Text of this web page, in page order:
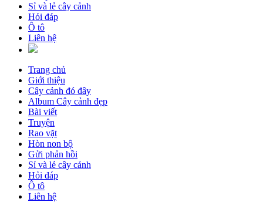
Sỉ và lẻ cây cảnh
Hỏi đáp
Ô tô
Liên hệ
Trang chủ
Giới thiệu
Cây cảnh đó đây
Album Cây cảnh đẹp
Bài viết
Truyện
Rao vặt
Hòn non bộ
Gửi phản hồi
Sỉ và lẻ cây cảnh
Hỏi đáp
Ô tô
Liên hệ